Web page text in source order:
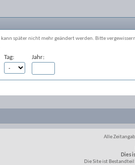
später nicht mehr geändert werden. Bitte vergewissern
Tag: Jahr:
Alle
Dies
Die Site ist